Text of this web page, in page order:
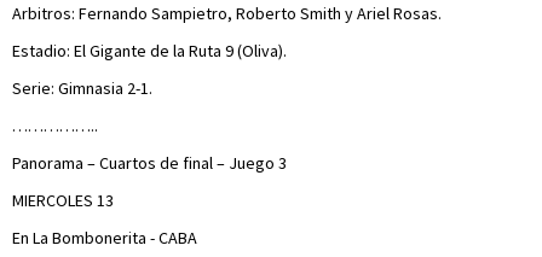
Arbitros: Fernando Sampietro, Roberto Smith y Ariel Rosas.
Estadio: El Gigante de la Ruta 9 (Oliva).
Serie: Gimnasia 2-1.
……………..
Panorama – Cuartos de final – Juego 3
MIERCOLES 13
En La Bombonerita - CABA